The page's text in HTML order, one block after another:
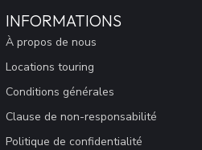
INFORMATIONS
À propos de nous
Locations touring
Conditions générales
Clause de non-responsabilité
Politique de confidentialité